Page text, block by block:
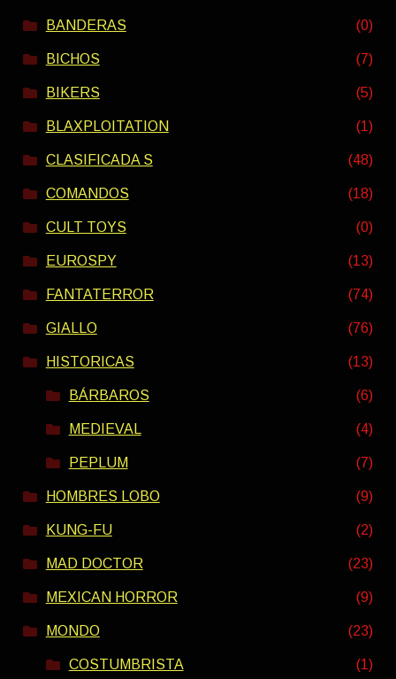
BANDERAS (0)
BICHOS (7)
BIKERS (5)
BLAXPLOITATION (1)
CLASIFICADA S (48)
COMANDOS (18)
CULT TOYS (0)
EUROSPY (13)
FANTATERROR (74)
GIALLO (76)
HISTORICAS (13)
BÁRBAROS (6)
MEDIEVAL (4)
PEPLUM (7)
HOMBRES LOBO (9)
KUNG-FU (2)
MAD DOCTOR (23)
MEXICAN HORROR (9)
MONDO (23)
COSTUMBRISTA (1)